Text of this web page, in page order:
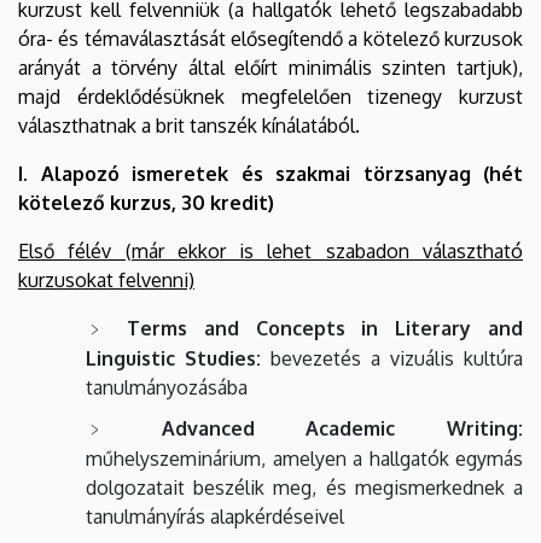
kurzust kell felvenniük (a hallgatók lehető legszabadabb
óra- és témaválasztását elősegítendő a kötelező kurzusok
arányát a törvény által előírt minimális szinten tartjuk),
majd érdeklődésüknek megfelelően tizenegy kurzust
választhatnak a brit tanszék kínálatából.
I. Alapozó ismeretek és szakmai törzsanyag (hét
kötelező kurzus, 30 kredit)
Első félév (már ekkor is lehet szabadon választható
kurzusokat felvenni)
Terms and Concepts in Literary and
Linguistic Studies: bevezetés a vizuális kultúra
tanulmányozásába
Advanced Academic Writing:
műhelyszeminárium, amelyen a hallgatók egymás
dolgozatait beszélik meg, és megismerkednek a
tanulmányírás alapkérdéseivel